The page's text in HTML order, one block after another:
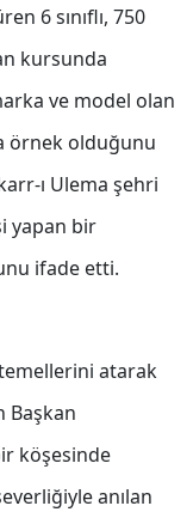
6 sınıflı, 750
kursunda
ve model olan
örnek olduğunu
ı Ulema şehri
yapan bir
ifade etti.
atarak
Başkan
köşesinde
anılan